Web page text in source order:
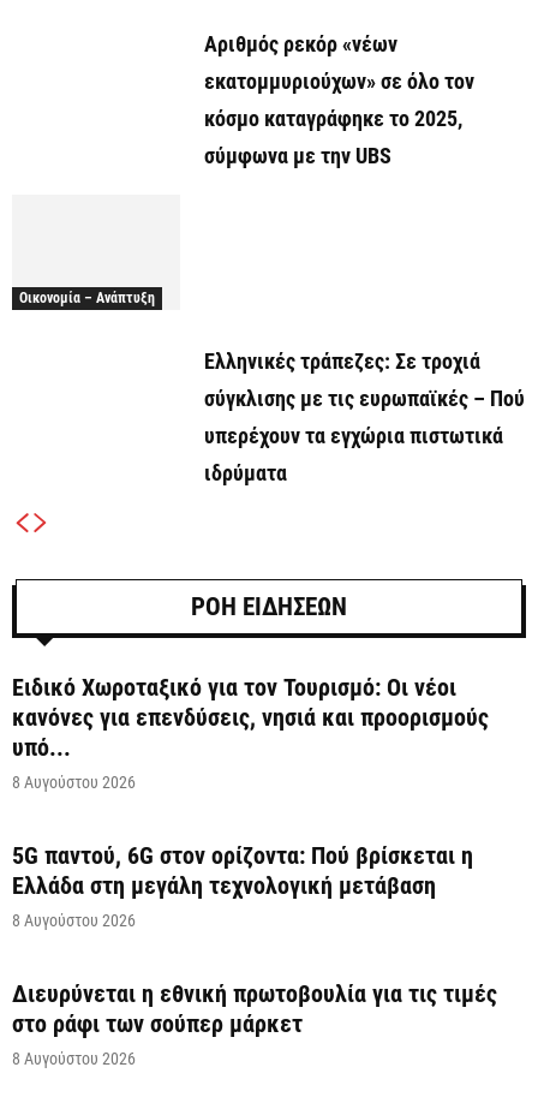
Αριθμός ρεκόρ «νέων
εκατομμυριούχων» σε όλο τον
κόσμο καταγράφηκε το 2025,
σύμφωνα με την UBS
Οικονομία – Ανάπτυξη
Ελληνικές τράπεζες: Σε τροχιά
σύγκλισης με τις ευρωπαϊκές – Πού
υπερέχουν τα εγχώρια πιστωτικά
ιδρύματα
ΡΟΗ ΕΙΔΗΣΕΩΝ
Ειδικό Χωροταξικό για τον Τουρισμό: Οι νέοι
κανόνες για επενδύσεις, νησιά και προορισμούς
υπό...
8 Αυγούστου 2026
5G παντού, 6G στον ορίζοντα: Πού βρίσκεται η
Ελλάδα στη μεγάλη τεχνολογική μετάβαση
8 Αυγούστου 2026
Διευρύνεται η εθνική πρωτοβουλία για τις τιμές
στο ράφι των σούπερ μάρκετ
8 Αυγούστου 2026